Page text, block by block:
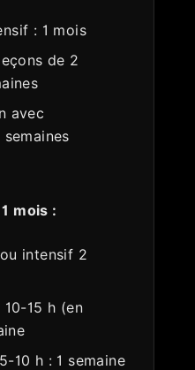
: 1 mois
de 2
avec
mois :
intensif 2
15 h (en
10 h : 1 semaine